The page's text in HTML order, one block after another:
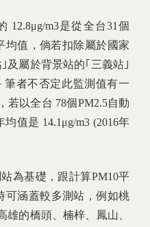
12.8μg/m3是從全台31個
均值，倘若扣除屬於國家
及屬於背景站的｢三義站｣
筆者不否定此監測值有一
若以全台 78個PM2.5自動
值是 14.1μg/m3 (2016年
為基礎，跟計算PM10平
可涵蓋較多測站，例如桃
雄的橋頭、楠梓、鳳山、